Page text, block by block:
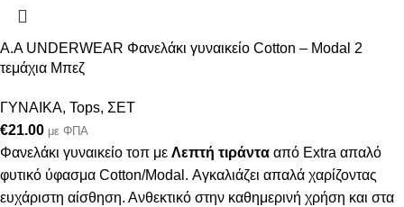
Α.A UNDERWEAR Φανελάκι γυναικείο Cotton – Modal 2
τεμάχια Μπεζ
ΓΥΝΑΙΚΑ, Tops, ΣΕΤ
€21.00 με ΦΠΑ
Φανελάκι γυναικείο τοπ με Λεπτή τιράντα από Extra απαλό
φυτικό ύφασμα Cotton/Modal. Αγκαλιάζει απαλά χαρίζοντας
ευχάριστη αίσθηση. Ανθεκτικό στην καθημερινή χρήση και στα